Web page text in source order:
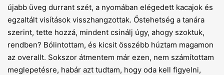
újabb üveg durrant szét, a nyomában elégedett kacajok és
egzaltált visítások visszhangzottak. Őstehetség a tanára
szerint, tette hozzá, mindent csinálj úgy, ahogy szoktuk,
rendben? Bólintottam, és kicsit összébb húztam magamon
az overallt. Sokszor átmentem már ezen, nem számítottam
meglepetésre, habár azt tudtam, hogy oda kell figyelni,